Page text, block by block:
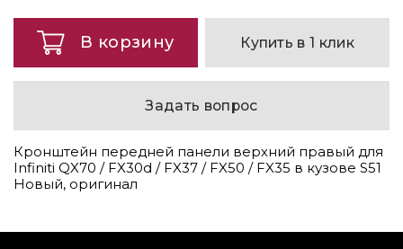
В корзину Купить в 1 клик
Задать вопрос
Кронштейн передней панели верхний правый для
Infiniti QX70 / FX30d / FX37 / FX50 / FX35 в кузове S51
Новый, оригинал